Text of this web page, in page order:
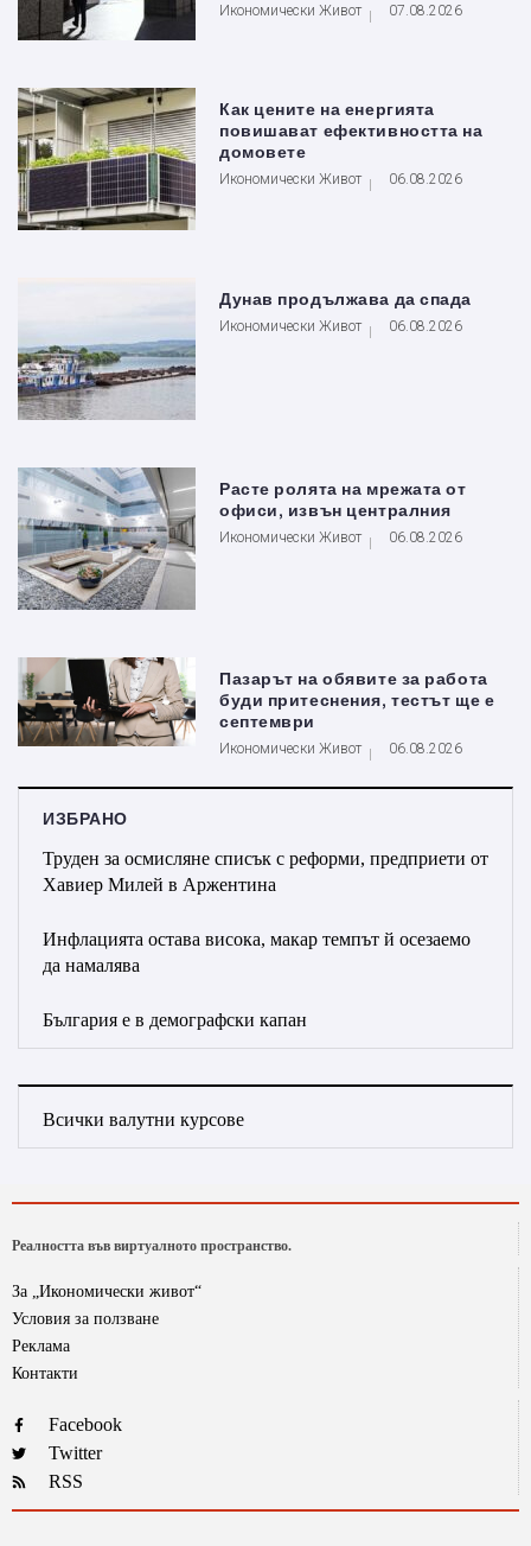
Икономически Живот 07.08.2026
Как цените на енергията
повишават ефективността на
домовете
Икономически Живот 06.08.2026
Дунав продължава да спада
Икономически Живот 06.08.2026
Расте ролята на мрежата от
офиси, извън централния
Икономически Живот 06.08.2026
Пазарът на обявите за работа
буди притеснения, тестът ще е
септември
Икономически Живот 06.08.2026
ИЗБРАНО
Труден за осмисляне списък с реформи, предприети от
Хавиер Милей в Аржентина
Инфлацията остава висока, макар темпът й осезаемо
да намалява
България е в демографски капан
Всички валутни курсове
Реалността във виртуалното пространство.
За „Икономически живот“
Условия за ползване
Реклама
Контакти
Facebook
Twitter
RSS